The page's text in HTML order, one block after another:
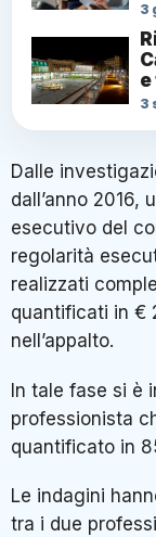
3
3
Dalle
dall’anno 2016,
esecutivo del
regolarità
realizzati
quantificati in €
nell’appalto.
In tale fase si è
professionista
quantificato in
Le indagini
tra i due